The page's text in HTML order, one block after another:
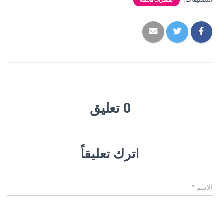
0 تعليق
اترك تعليقاً
الاسم *